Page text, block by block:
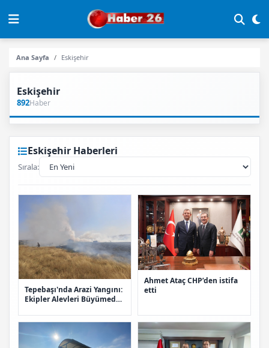
Ana Sayfa Eskişehir
Eskişehir
892Haber
Eskişehir Haberleri
Sırala:
Tepebaşı'nda Arazi Yangını:
Ekipler Alevleri Büyümeden
Ahmet Ataç CHP’den istifa
etti